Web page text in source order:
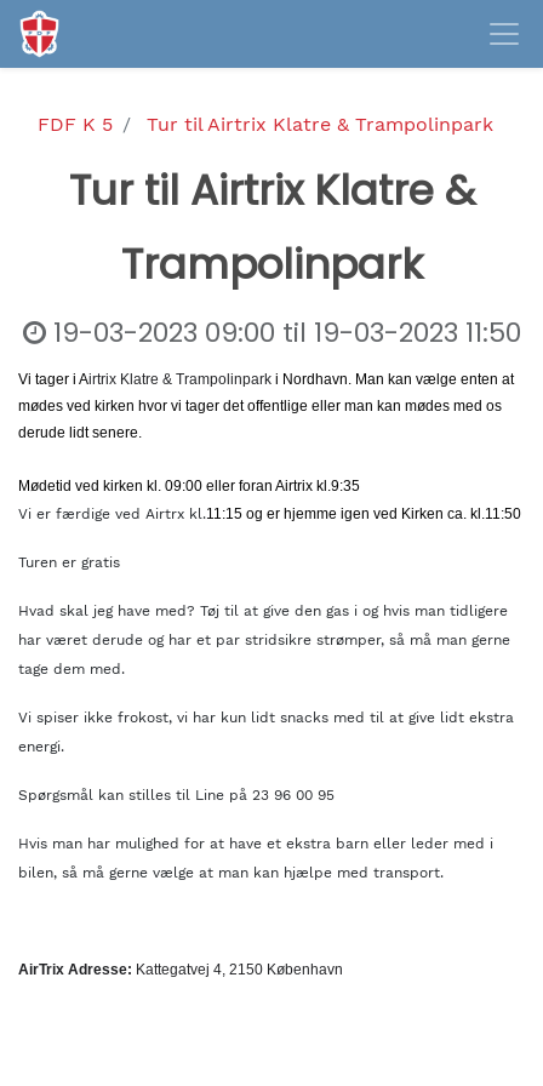
FDF K 5 Tur til Airtrix Klatre & Trampolinpark
Tur til Airtrix Klatre &
Trampolinpark
19-03-2023 09:00 til 19-03-2023 11:50
Vi tager i Airtrix Klatre & Trampolinpark i Nordhavn. Man kan vælge enten at
mødes ved kirken hvor vi tager det offentlige eller man kan mødes med os
derude lidt senere.
Mødetid ved kirken kl. 09:00 eller foran Airtrix kl.9:35
Vi er færdige ved Airtrx kl.11:15 og er hjemme igen ved Kirken ca. kl.11:50
Turen er gratis
Hvad skal jeg have med? Tøj til at give den gas i og hvis man tidligere
har været derude og har et par stridsikre strømper, så må man gerne
tage dem med.
Vi spiser ikke frokost, vi har kun lidt snacks med til at give lidt ekstra
energi.
Spørgsmål kan stilles til Line på 23 96 00 95
Hvis man har mulighed for at have et ekstra barn eller leder med i
bilen, så må gerne vælge at man kan hjælpe med transport.
AirTrix Adresse: Kattegatvej 4, 2150 København